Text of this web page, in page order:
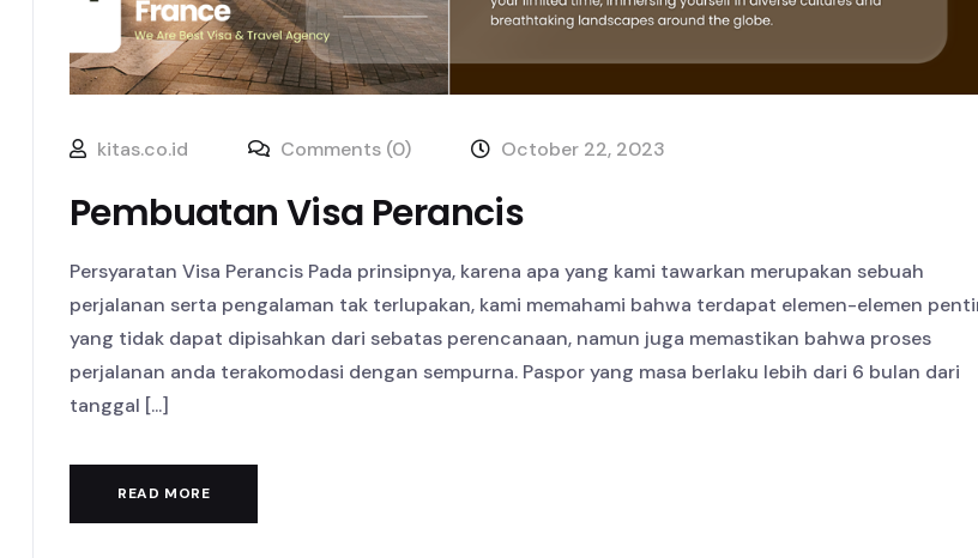
kitas.co.id Comments (0) October 22, 2023
Pembuatan Visa Perancis
Persyaratan Visa Perancis Pada prinsipnya, karena apa yang kami tawarkan merupakan sebuah
perjalanan serta pengalaman tak terlupakan, kami memahami bahwa terdapat elemen-elemen
yang tidak dapat dipisahkan dari sebatas perencanaan, namun juga memastikan bahwa proses
perjalanan anda terakomodasi dengan sempurna. Paspor yang masa berlaku lebih dari 6 bulan dari
tanggal [...]
READ MORE